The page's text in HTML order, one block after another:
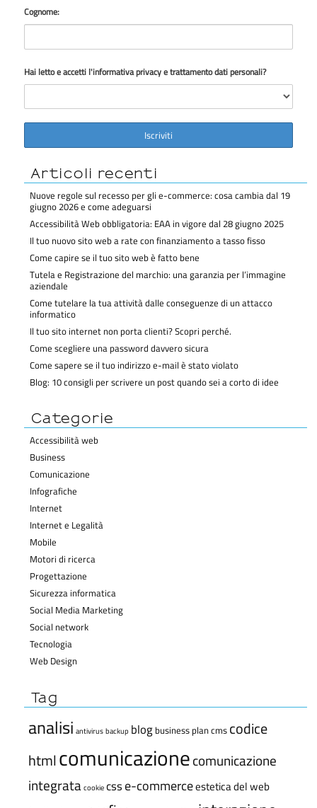
Cognome:
Hai letto e accetti l'informativa privacy e trattamento dati personali?
Articoli recenti
Nuove regole sul recesso per gli e-commerce: cosa cambia dal 19
giugno 2026 e come adeguarsi
Accessibilità Web obbligatoria: EAA in vigore dal 28 giugno 2025
Il tuo nuovo sito web a rate con finanziamento a tasso fisso
Come capire se il tuo sito web è fatto bene
Tutela e Registrazione del marchio: una garanzia per l’immagine
aziendale
Come tutelare la tua attività dalle conseguenze di un attacco
informatico
Il tuo sito internet non porta clienti? Scopri perché.
Come scegliere una password davvero sicura
Come sapere se il tuo indirizzo e-mail è stato violato
Blog: 10 consigli per scrivere un post quando sei a corto di idee
Categorie
Accessibilità web
Business
Comunicazione
Infografiche
Internet
Internet e Legalità
Mobile
Motori di ricerca
Progettazione
Sicurezza informatica
Social Media Marketing
Social network
Tecnologia
Web Design
Tag
analisi antivirusbackup blogbusiness plancmscodice
htmlcomunicazionecomunicazione
integratacookiecsse-commerceestetica del web